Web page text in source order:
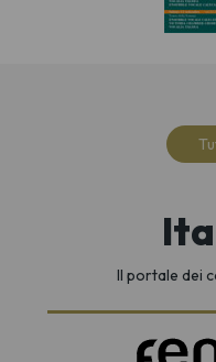
Il portale dei